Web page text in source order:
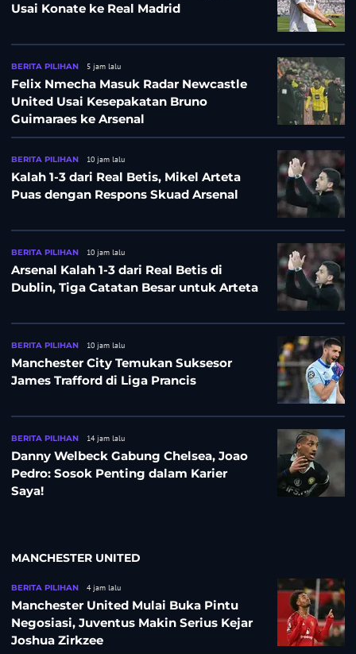
Usai Konate ke Real Madrid
BERITA PILIHAN 5 jam lalu
Felix Nmecha Masuk Radar Newcastle
United Usai Kesepakatan Bruno
Guimaraes ke Arsenal
BERITA PILIHAN 10 jam lalu
Kalah 1-3 dari Real Betis, Mikel Arteta
Puas dengan Respons Skuad Arsenal
BERITA PILIHAN 10 jam lalu
Arsenal Kalah 1-3 dari Real Betis di
Dublin, Tiga Catatan Besar untuk Arteta
BERITA PILIHAN 10 jam lalu
Manchester City Temukan Suksesor
James Trafford di Liga Prancis
BERITA PILIHAN 14 jam lalu
Danny Welbeck Gabung Chelsea, Joao
Pedro: Sosok Penting dalam Karier
Saya!
MANCHESTER UNITED
BERITA PILIHAN 4 jam lalu
Manchester United Mulai Buka Pintu
Negosiasi, Juventus Makin Serius Kejar
Joshua Zirkzee